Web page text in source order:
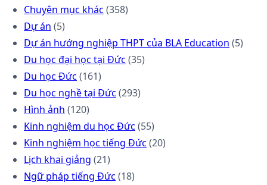
Chuyên mục khác (358)
Dự án (5)
Dự án hướng nghiệp THPT của BLA Education (5)
Du học đại học tại Đức (35)
Du học Đức (161)
Du học nghề tại Đức (293)
Hình ảnh (120)
Kinh nghiệm du học Đức (55)
Kinh nghiệm học tiếng Đức (20)
Lịch khai giảng (21)
Ngữ pháp tiếng Đức (18)